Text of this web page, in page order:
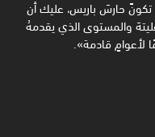
حارسَ باريس، عليك أن
والمستوى الذي يقدمهُ
لأعوامٍ قادمة».